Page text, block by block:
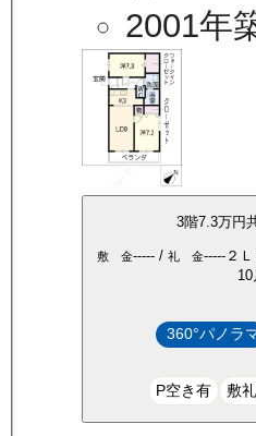
2001年
3階7.3万円
敷 金-----/ 礼 金-----２Ｌ
360°パノラ
P空き有 敷